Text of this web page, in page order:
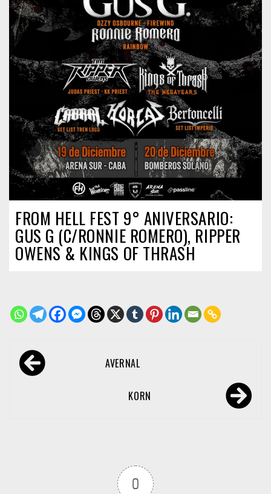
FROM HELL FEST 9° ANIVERSARIO:
GUS G (C/RONNIE ROMERO), RIPPER
OWENS & KINGS OF THRASH
Navegación
de AVERNAL
KORN
0